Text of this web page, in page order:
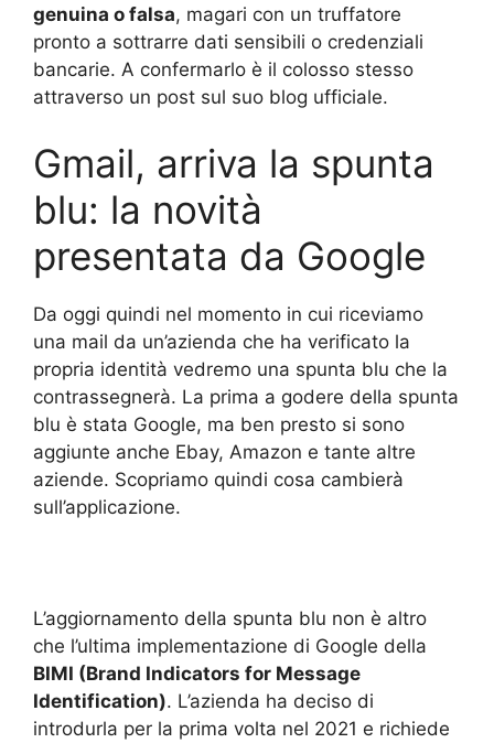
genuina o falsa, magari con un truffatore
pronto a sottrarre dati sensibili o credenziali
bancarie. A confermarlo è il colosso stesso
attraverso un post sul suo blog ufficiale.
Gmail, arriva la spunta
blu: la novità
presentata da Google
Da oggi quindi nel momento in cui riceviamo
una mail da un’azienda che ha verificato la
propria identità vedremo una spunta blu che la
contrassegnerà. La prima a godere della spunta
blu è stata Google, ma ben presto si sono
aggiunte anche Ebay, Amazon e tante altre
aziende. Scopriamo quindi cosa cambierà
sull’applicazione.
L’aggiornamento della spunta blu non è altro
che l’ultima implementazione di Google della
BIMI (Brand Indicators for Message
Identification). L’azienda ha deciso di
introdurla per la prima volta nel 2021 e richiede